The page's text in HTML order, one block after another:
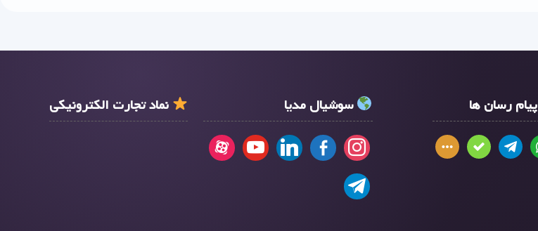
پیام رسان ها سوشیال مدیا نماد تجارت الکترونیکی